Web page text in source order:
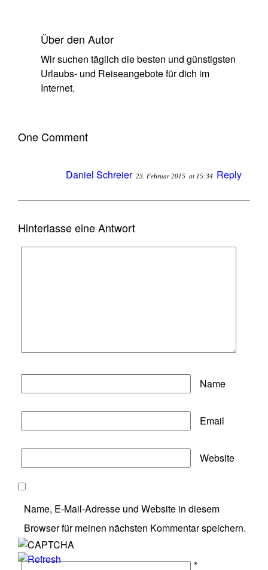
Über den Autor
Wir suchen täglich die besten und günstigsten
Urlaubs- und Reiseangebote für dich im
Internet.
One Comment
Daniel Schreier 23. Februar 2015 at 15:34 Reply
Hinterlasse eine Antwort
Name
Email
Website
Name, E-Mail-Adresse und Website in diesem
Browser für meinen nächsten Kommentar speichern.
*